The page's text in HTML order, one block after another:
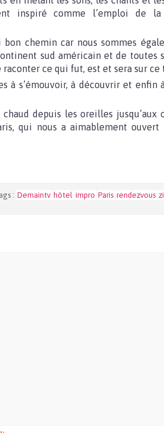
inspiré comme l’emploi de
bon chemin car nous sommes
sud américain et de toutes
ce qui fut, est et sera sur
à s’émouvoir, à découvrir et enfin
depuis les oreilles
qui nous a aimablement
: Demaintv hôtel impro Paris rendezvous